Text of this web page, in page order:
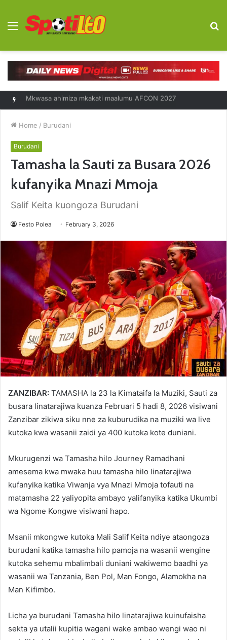
Menu
Diego Forlan kocha mpya Uruguay
Home / Burudani
Burudani
Tamasha la Sauti za Busara 2026
kufanyika Mnazi Mmoja
Salif Keita kuongoza Burudani
Festo Polea February 3, 2026
ZANZIBAR: TAMASHA la 23 la Kimataifa la Muziki, Sauti za
busara linatarajiwa kuanza Februari 5 hadi 8, 2026 visiwani
Zanzibar zikiwa siku nne za kuburudika na muziki wa live
kutoka kwa wasanii zaidi ya 400 kutoka kote duniani.
Mkurugenzi wa Tamasha hilo Journey Ramadhani
amesema kwa mwaka huu tamasha hilo linatarajiwa
kufanyika katika Viwanja vya Mnazi Mmoja tofauti na
matamasha 22 yaliyopita ambayo yalifanyika katika Ukumbi
wa Ngome Kongwe visiwani hapo.
Msanii mkongwe kutoka Mali Salif Keita ndiye ataongoza
burudani katika tamasha hilo pamoja na wasanii wengine
kutoka sehemu mbalimbali duniani wakiwemo baadhi ya
wasanii wa Tanzania, Ben Pol, Man Fongo, Alamokha na
Man Kifimbo.
Licha ya burudani Tamasha hilo linatarajiwa kuinufaisha
sekta ya utalii kupitia wageni wake ambao wengi wao ni